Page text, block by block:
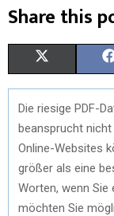
Share this
H
A
R
E
(
T
W
I
Die riesige PDF-
beansprucht
Online-Websites
größer als eine
Worten, wenn Sie
möchten Sie